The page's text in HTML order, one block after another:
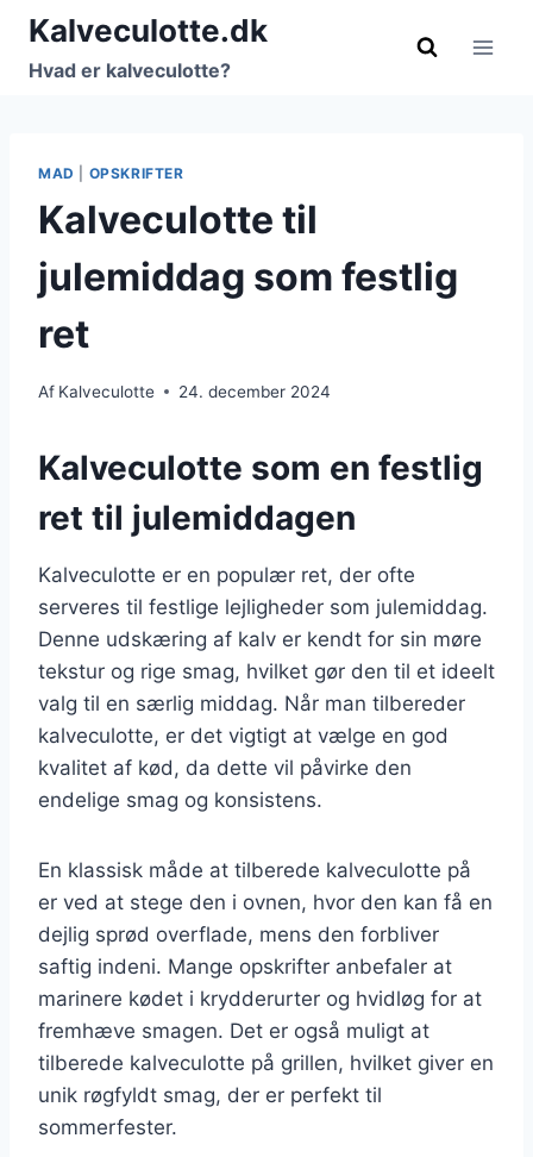
Fortsæt
indhold
Kalveculotte.dk
Hvad er kalveculotte?
MAD OPSKRIFTER
Kalveculotte til
julemiddag som festlig
ret
Af Kalveculotte 24. december 2024
Kalveculotte som en festlig
ret til julemiddagen
Kalveculotte er en populær ret, der ofte
serveres til festlige lejligheder som julemiddag.
Denne udskæring af kalv er kendt for sin møre
tekstur og rige smag, hvilket gør den til et ideelt
valg til en særlig middag. Når man tilbereder
kalveculotte, er det vigtigt at vælge en god
kvalitet af kød, da dette vil påvirke den
endelige smag og konsistens.
En klassisk måde at tilberede kalveculotte på
er ved at stege den i ovnen, hvor den kan få en
dejlig sprød overflade, mens den forbliver
saftig indeni. Mange opskrifter anbefaler at
marinere kødet i krydderurter og hvidløg for at
fremhæve smagen. Det er også muligt at
tilberede kalveculotte på grillen, hvilket giver en
unik røgfyldt smag, der er perfekt til
sommerfester.